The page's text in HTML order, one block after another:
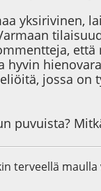
yksirivinen,
hyvin
jossa
puvuista?
terveellä